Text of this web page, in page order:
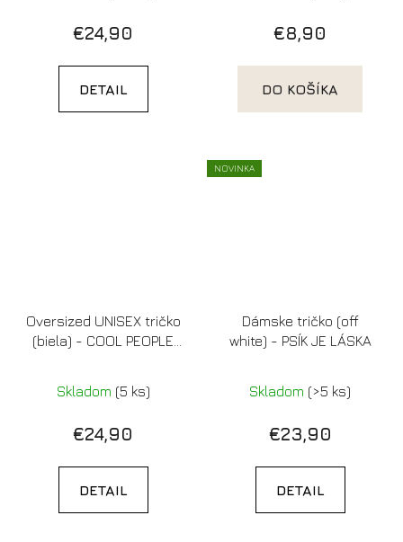
€24,90
DETAIL
€8,90
DO KOŠÍKA
Oversized UNISEX tričko
(biela) - COOL PEOPLE
Skladom (5 ks)
€24,90
DETAIL
NOVINKA
Dámske tričko (off
white) - PSÍK JE LÁSKA
Skladom (>5 ks)
€23,90
DETAIL